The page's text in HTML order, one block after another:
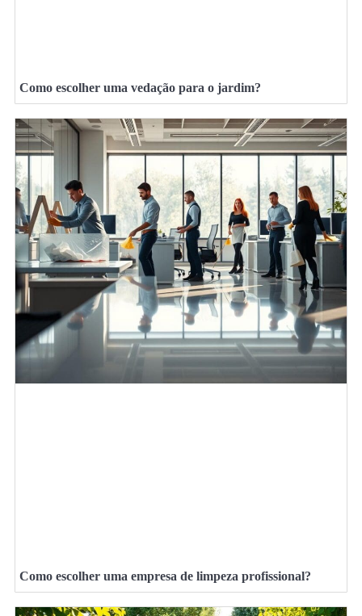
Como escolher uma vedação para o jardim?
Como escolher uma empresa de limpeza profissional?